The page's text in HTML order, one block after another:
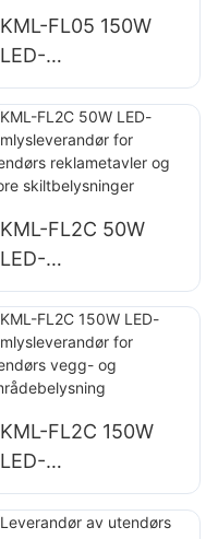
KML-FL05 150W
LED-
flomlysleverandør
for belysning av
parkeringsplasser
og lagerområder
KML-FL2C 50W
LED-
flomlysleverandør
for utendørs
reklametavler og
store
KML-FL2C 150W
LED-
flomlysleverandør
for utendørs vegg-